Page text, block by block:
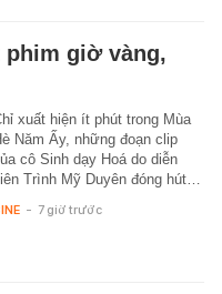
phim giờ vàng,
xuất hiện ít phút trong Mùa
Năm Ấy, những đoạn clip
cô Sinh dạy Hoá do diễn
Trình Mỹ Duyên đóng hút…
- 7 giờ trước